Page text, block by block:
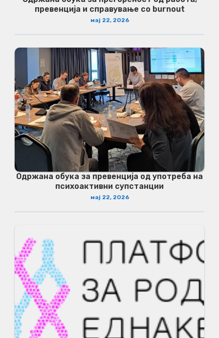
превенција и справување со burnout
мај 22, 2026
Одржана обука за превенција од употреба на
психоактивни супстанции
мај 22, 2026